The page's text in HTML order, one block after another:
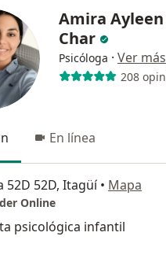
Amira
Char
Psicóloga · Ver más
208
En línea
52D 52D, Itagüí • Mapa
Online
psicológica infantil